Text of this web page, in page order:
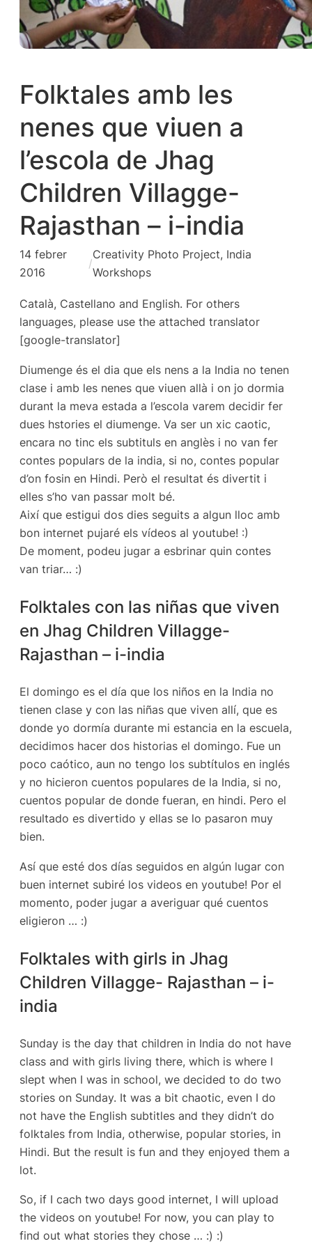
Folktales amb les
nenes que viuen a
l’escola de Jhag
Children Villagge-
Rajasthan – i-india
14 febrer
2016
/
Creativity Photo Project, India
Workshops
Català, Castellano and English. For others
languages, please use the attached translator
[google-translator]
Diumenge és el dia que els nens a la India no tenen
clase i amb les nenes que viuen allà i on jo dormia
durant la meva estada a l’escola varem decidir fer
dues hstories el diumenge. Va ser un xic caotic,
encara no tinc els subtituls en anglès i no van fer
contes populars de la india, si no, contes popular
d’on fosin en Hindi. Però el resultat és divertit i
elles s’ho van passar molt bé.
Així que estigui dos dies seguits a algun lloc amb
bon internet pujaré els vídeos al youtube! :)
De moment, podeu jugar a esbrinar quin contes
van triar… :)
Folktales con las niñas que viven
en Jhag Children Villagge-
Rajasthan – i-india
El domingo es el día que los niños en la India no
tienen clase y con las niñas que viven allí, que es
donde yo dormía durante mi estancia en la escuela,
decidimos hacer dos historias el domingo. Fue un
poco caótico, aun no tengo los subtítulos en inglés
y no hicieron cuentos populares de la India, si no,
cuentos popular de donde fueran, en hindi. Pero el
resultado es divertido y ellas se lo pasaron muy
bien.
Así que esté dos días seguidos en algún lugar con
buen internet subiré los videos en youtube! Por el
momento, poder jugar a averiguar qué cuentos
eligieron … :)
Folktales with girls in Jhag
Children Villagge- Rajasthan – i-
india
Sunday is the day that children in India do not have
class and with girls living there, which is where I
slept when I was in school, we decided to do two
stories on Sunday. It was a bit chaotic, even I do
not have the English subtitles and they didn’t do
folktales from India, otherwise, popular stories, in
Hindi. But the result is fun and they enjoyed them a
lot.
So, if I cach two days good internet, I will upload
the videos on youtube! For now, you can play to
find out what stories they chose … :) :)